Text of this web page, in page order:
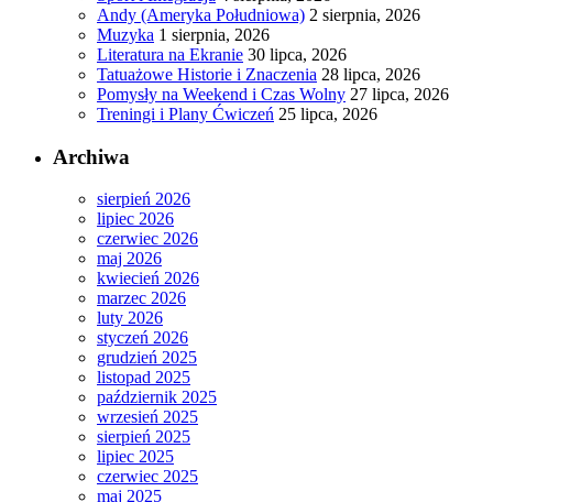
Andy (Ameryka Południowa) 2 sierpnia, 2026
Muzyka 1 sierpnia, 2026
Literatura na Ekranie 30 lipca, 2026
Tatuażowe Historie i Znaczenia 28 lipca, 2026
Pomysły na Weekend i Czas Wolny 27 lipca, 2026
Treningi i Plany Ćwiczeń 25 lipca, 2026
Archiwa
sierpień 2026
lipiec 2026
czerwiec 2026
maj 2026
kwiecień 2026
marzec 2026
luty 2026
styczeń 2026
grudzień 2025
listopad 2025
październik 2025
wrzesień 2025
sierpień 2025
lipiec 2025
czerwiec 2025
maj 2025